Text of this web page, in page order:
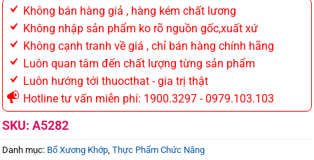
Không bán hàng giả , hàng kém chất lương
Không nhập sản phẩm ko rõ nguồn gốc,xuất xứ
Không cạnh tranh về giá , chỉ bán hàng chính hãng
Luôn quan tâm đến chất lượng từng sản phẩm
Luôn hướng tới thuocthat - gia trị thật
Hotline tư vấn miễn phí: 1900.3297 - 0979.103.103
SKU: A5282
Danh mục: Bổ Xương Khớp Thực Phẩm Chức Năng